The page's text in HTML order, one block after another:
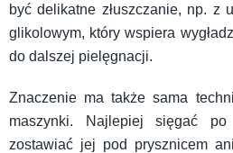
być delikatne złuszczanie, np. z
glikolowym, który wspiera
do dalszej pielęgnacji.
Znaczenie ma także sama
maszynki. Najlepiej sięgać
zostawiać jej pod prysznicem